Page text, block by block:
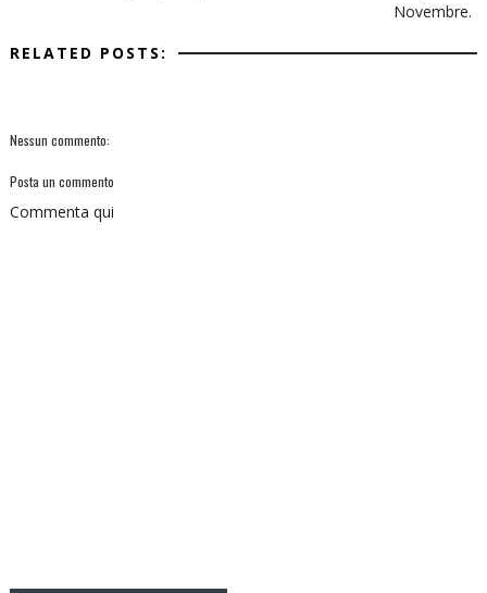
Novembre.
RELATED POSTS:
Nessun commento:
Posta un commento
Commenta qui